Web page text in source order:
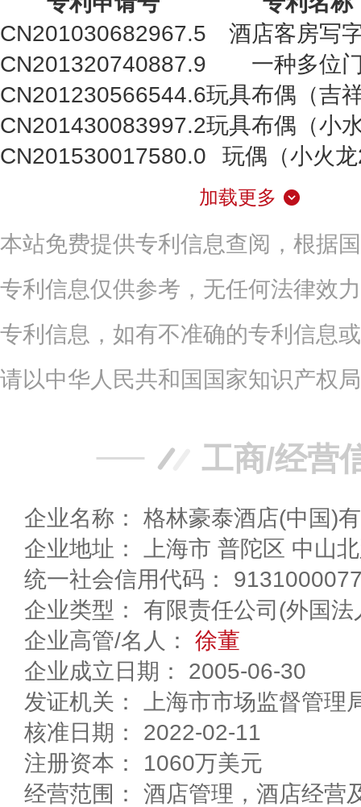
CN201030682967.5
酒店客房写
CN201320740887.9
一种多位
CN201230566544.6玩具布偶（吉
CN201430083997.2玩具布偶（小
CN201530017580.0
玩偶（小火
加载更多
本站免费提供专利信息查阅，根据
专利信息仅供参考，无任何法律效
专利信息，如有不准确的专利信息
请以中华人民共和国国家知识产权
工商/经营
企业名称： 格林豪泰酒店(中国)
企业地址： 上海市 普陀区
统一社会信用代码：
企业类型： 有限责任公司(外国法
企业高管/名人： 徐董
企业成立日期： 2005-06-30
发证机关： 上海市市场监督管理
核准日期： 2022-02-11
注册资本： 1060万美元
经营范围： 酒店管理，酒店经营